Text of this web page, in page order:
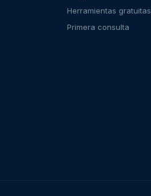
Herramientas gratuitas
Primera consulta